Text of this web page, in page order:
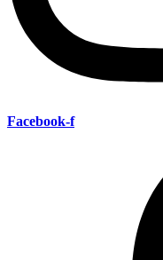
Facebook-f